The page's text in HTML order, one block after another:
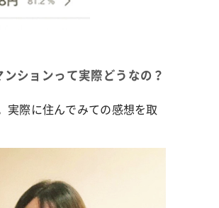
ションって実際どうなの？
実際に住んでみての感想を取